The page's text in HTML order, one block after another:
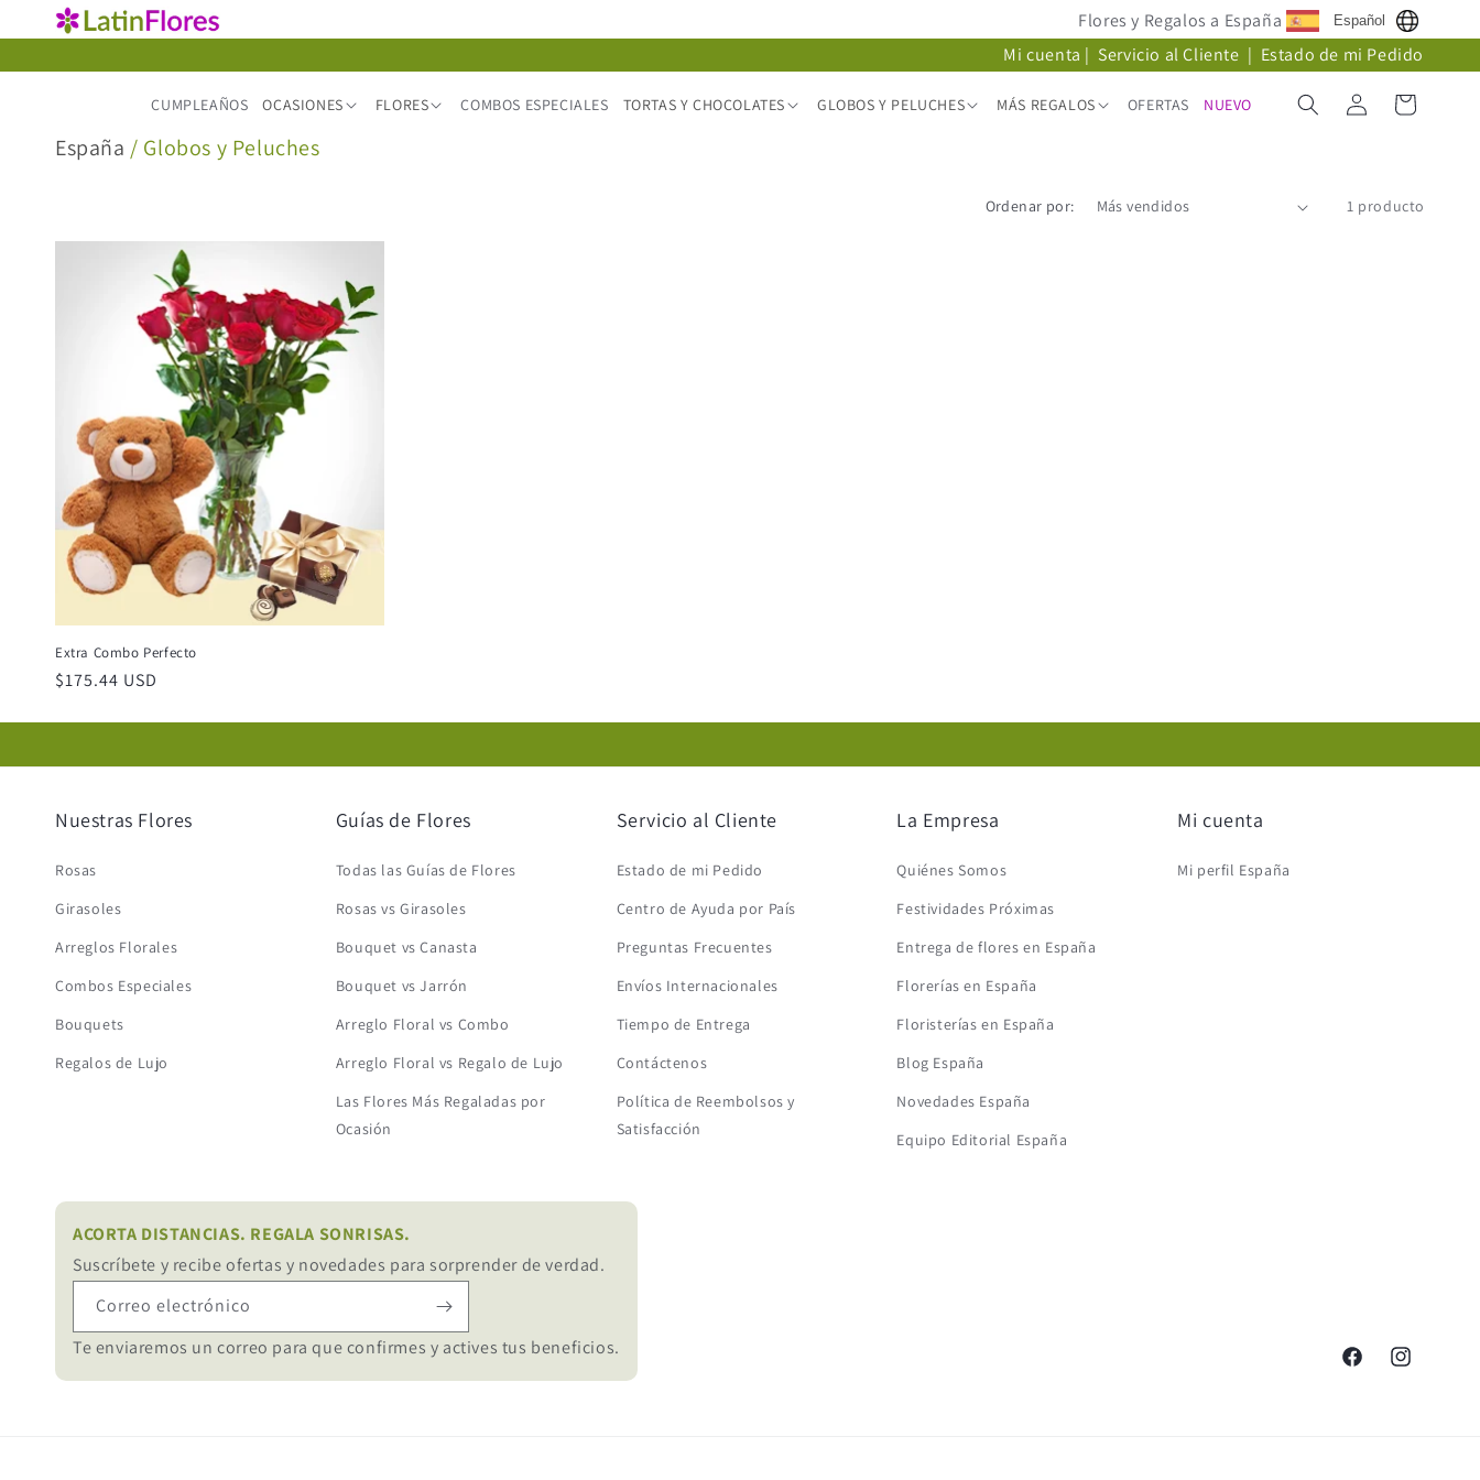
directamente
al contenido
Flores y Regalos a España Español
Mi cuenta | Servicio al Cliente | Estado de mi Pedido
CUMPLEAÑOS OCASIONES FLORES COMBOS ESPECIALES TORTAS Y CHOCOLATES GLOBOS Y PELUCHES MÁS REGALOS OFERTAS NUEVO
Iniciar
sesión
Carrito
C
España / Globos y Peluches
Ordenar por: 1 producto
Extra Combo Perfecto
Precio
$175.44 USD
Nuestras Flores
Rosas
Girasoles
Arreglos Florales
Combos Especiales
Bouquets
Regalos de Lujo
Guías de Flores
Todas las Guías de Flores
Rosas vs Girasoles
Bouquet vs Canasta
Bouquet vs Jarrón
Arreglo Floral vs Combo
Arreglo Floral vs Regalo de Lujo
Las Flores Más Regaladas por
Ocasión
Servicio al Cliente
Estado de mi Pedido
Centro de Ayuda por País
Preguntas Frecuentes
Envíos Internacionales
Tiempo de Entrega
Contáctenos
Política de Reembolsos y
Satisfacción
La Empresa
Quiénes Somos
Festividades Próximas
Entrega de flores en España
Florerías en España
Floristerías en España
Blog España
Novedades España
Equipo Editorial España
Mi cuenta
Mi perfil España
ACORTA DISTANCIAS. REGALA SONRISAS.
Suscríbete y recibe ofertas y novedades para sorprender de verdad.
Correo electrónico
Te enviaremos un correo para que confirmes y actives tus beneficios.
FacebookInstagram